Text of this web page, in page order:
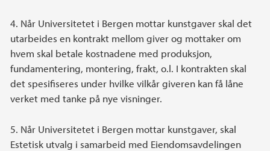
4. Når Universitetet i Bergen mottar kunstgaver skal det
utarbeides en kontrakt mellom giver og mottaker om
hvem skal betale kostnadene med produksjon,
fundamentering, montering, frakt, o.l. I kontrakten skal
det spesifiseres under hvilke vilkår giveren kan få låne
verket med tanke på nye visninger.
5. Når Universitetet i Bergen mottar kunstgaver, skal
Estetisk utvalg i samarbeid med Eiendomsavdelingen